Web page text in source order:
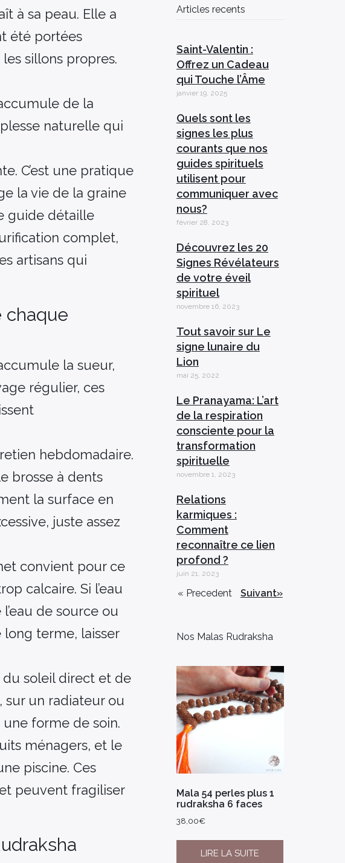
à sa peau. Elle a
été portées
sillons propres.
de la
naturelle qui
C’est une pratique
la vie de la graine
guide détaille
complet,
artisans qui
chaque
la sueur,
régulier, ces
hebdomadaire.
brosse à dents
la surface en
juste assez
convient pour ce
calcaire. Si l’eau
de source ou
long terme, laisser
du soleil direct et de
sur un radiateur ou
forme de soin.
ménagers, et le
piscine. Ces
peuvent fragiliser
Articles recents
Saint-Valentin :
Offrez un Cadeau
qui Touche l’Âme
janvier 19, 2025
Quels sont les
signes les plus
courants que nos
guides spirituels
utilisent pour
communiquer avec
nous?
février 28, 2023
Découvrez les 20
Signes Révélateurs
de votre éveil
spirituel
novembre 16, 2023
Tout savoir sur Le
signe lunaire du
Lion
mai 25, 2022
Le Pranayama: L’art
de la respiration
consciente pour la
transformation
spirituelle
novembre 1, 2023
Relations
karmiques :
Comment
reconnaître ce lien
profond ?
juin 21, 2023
« Precedent Suivant»
Nos Malas Rudraksha
Mala 54 perles plus 1
rudraksha 6 faces
38,00€
LIRE LA SUITE